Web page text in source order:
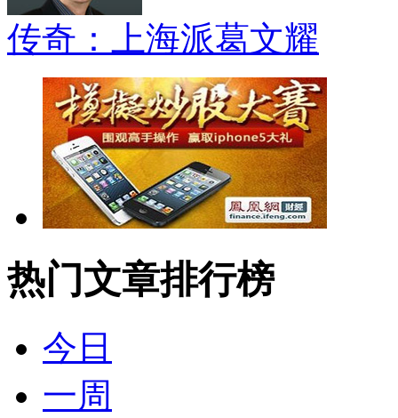
传奇：上海派葛文耀
热门文章排行榜
今日
一周